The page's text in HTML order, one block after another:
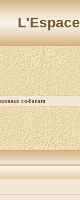
co-listiers